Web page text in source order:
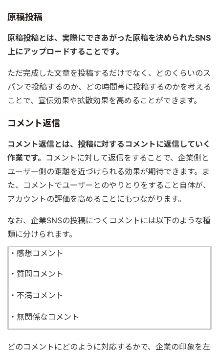
原稿投稿
原稿投稿とは、実際にできあがった原稿を決められたSNS
上にアップロードすることです。
ただ完成した文章を投稿するだけでなく、どのくらいのス
パンで投稿するのか、どの時間帯に投稿するのかを考える
ことで、宣伝効果や拡散効果を高めることができます。
コメント返信
コメント返信とは、投稿に対するコメントに返信していく
作業です。 コメントに対して返信をすることで、企業側と
ユーザー側の距離を近づけられる効果が期待できます。ま
た、コメントでユーザーとのやりとりをすること自体が、
アカウントの評価を高めることにもつながります。
なお、企業SNSの投稿につくコメントには以下のような種
類に分けられます。
・感想コメント
・質問コメント
・不満コメント
・無関係なコメント
どのコメントにどのように対応するかで、企業の印象を左